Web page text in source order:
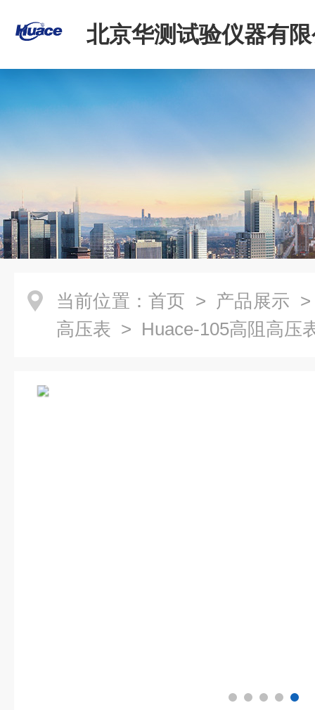
北京华测试验仪器有
当前位置： 首页 > 产品展示
高压表 > Huace-105高阻高压